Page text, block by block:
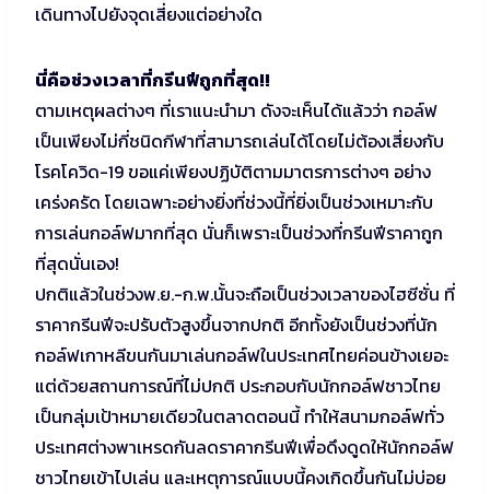
เดินทางไปยังจุดเสี่ยงแต่อย่างใด
นี่คือช่วงเวลาที่กรีนฟีถูกที่สุด!!
ตามเหตุผลต่างๆ ที่เราแนะนำมา ดังจะเห็นได้แล้วว่า กอล์ฟ
เป็นเพียงไม่กี่ชนิดกีฬาที่สามารถเล่นได้โดยไม่ต้องเสี่ยงกับ
โรคโควิด-19 ขอแค่เพียงปฏิบัติตามมาตรการต่างๆ อย่าง
เคร่งครัด โดยเฉพาะอย่างยิ่งที่ช่วงนี้ที่ยิ่งเป็นช่วงเหมาะกับ
การเล่นกอล์ฟมากที่สุด นั่นก็เพราะเป็นช่วงที่กรีนฟีราคาถูก
ที่สุดนั่นเอง!
ปกติแล้วในช่วงพ.ย.-ก.พ.นั้นจะถือเป็นช่วงเวลาของไฮซีซั่น ที่
ราคากรีนฟีจะปรับตัวสูงขึ้นจากปกติ อีกทั้งยังเป็นช่วงที่นัก
กอล์ฟเกาหลีขนกันมาเล่นกอล์ฟในประเทศไทยค่อนข้างเยอะ
แต่ด้วยสถานการณ์ที่ไม่ปกติ ประกอบกับนักกอล์ฟชาวไทย
เป็นกลุ่มเป้าหมายเดียวในตลาดตอนนี้ ทำให้สนามกอล์ฟทั่ว
ประเทศต่างพาเหรดกันลดราคากรีนฟีเพื่อดึงดูดให้นักกอล์ฟ
ชาวไทยเข้าไปเล่น และเหตุการณ์แบบนี้คงเกิดขึ้นกันไม่บ่อย